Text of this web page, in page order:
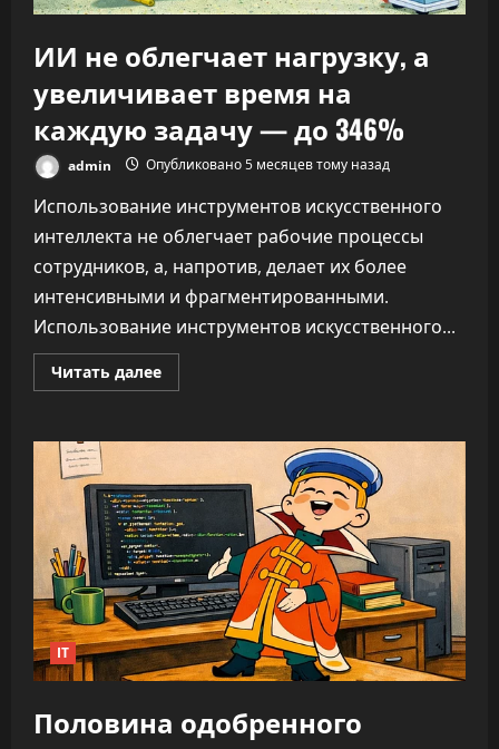
ИИ не облегчает нагрузку, а
увеличивает время на
каждую задачу — до 346%
admin Опубликовано 5 месяцев тому назад
Использование инструментов искусственного
интеллекта не облегчает рабочие процессы
сотрудников, а, напротив, делает их более
интенсивными и фрагментированными.
Использование инструментов искусственного...
Читать далееПрочитать
больше
облегчает
а
увеличивает
время
на
каждую
задачу
—
до
346%
IT
Половина одобренного